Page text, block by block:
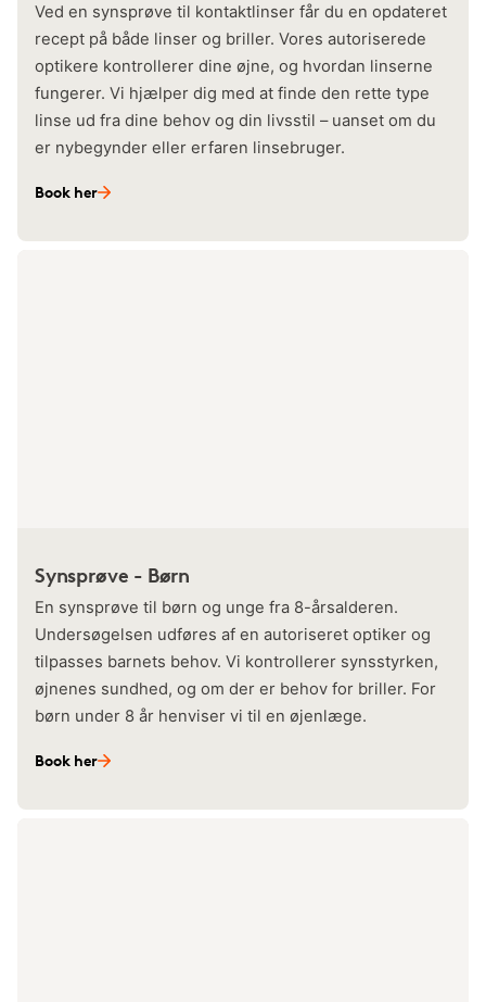
Ved en synsprøve til kontaktlinser får du en opdateret
recept på både linser og briller. Vores autoriserede
optikere kontrollerer dine øjne, og hvordan linserne
fungerer. Vi hjælper dig med at finde den rette type
linse ud fra dine behov og din livsstil – uanset om du
er nybegynder eller erfaren linsebruger.
Book her
Synsprøve - Børn
En synsprøve til børn og unge fra 8-årsalderen.
Undersøgelsen udføres af en autoriseret optiker og
tilpasses barnets behov. Vi kontrollerer synsstyrken,
øjnenes sundhed, og om der er behov for briller. For
børn under 8 år henviser vi til en øjenlæge.
Book her